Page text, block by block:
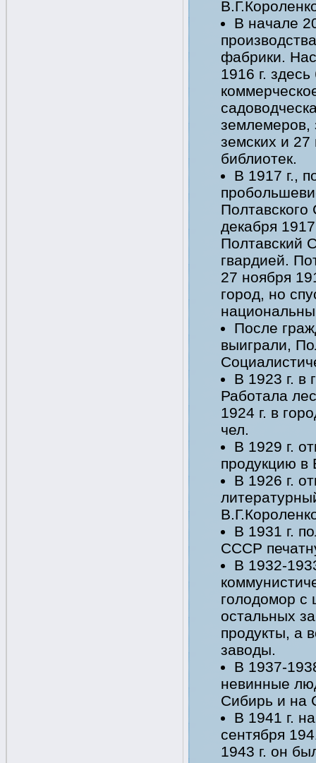
В начале
фабрики.
1916 г.
землемеров,
земских и 27
библиотек.
В 1917 г.,
Полтавского
декабря
Полтавский
гвардией.
27 ноября
город, но
После
выиграли,
В 1923 г. в
Работала
1924 г. в
чел.
В 1929 г.
продукцию в
В 1926 г.
В 1931 г.
СССР
В 1932-
голодомор с
остальных
продукты, а
заводы.
В 1937-
невинные
Сибирь и на
В 1941 г.
сентября
1943 г. он